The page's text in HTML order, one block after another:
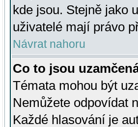
kde jsou. Stejně jako
uživatelé mají právo
Návrat nahoru
Co to jsou
Témata mohou být
Nemůžete odpovídat
Každé hlasování je